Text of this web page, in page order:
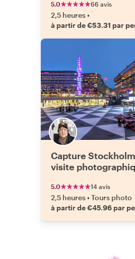
5.0 66 avis
2,5 heures•
à partir de €53.31 par
Capture
visite
5.0 14 avis
2,5 heures•Tours photo
à partir de €45.96 par